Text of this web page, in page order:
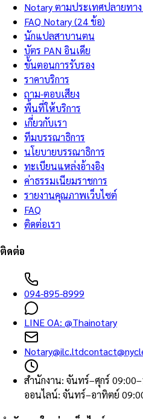
Notary ตามประเทศปลายทา
FAQ Notary (24 ข้อ)
นักแปลสาบานตน
บัตร PAN อินเดีย
ขั้นตอนการรับรอง
ราคาบริการ
ถาม-ตอบเสียง
พื้นที่ให้บริการ
เกี่ยวกับเรา
ทีมบรรณาธิการ
นโยบายบรรณาธิการ
ทะเบียนแหล่งอ้างอิง
ค่าธรรมเนียมราชการ
รายงานคุณภาพเว็บไซต์
FAQ
ติดต่อเรา
ติดต่อ
094-895-8999
LINE OA: @Thainotary
Notary@ilc.ltd
สำนักงาน: จันทร์–ศุกร์
ออนไลน์: จันทร์–อาทิตย์